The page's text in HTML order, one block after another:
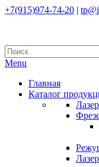
+7(915)974-74-20 |
Menu
Главная
Каталог